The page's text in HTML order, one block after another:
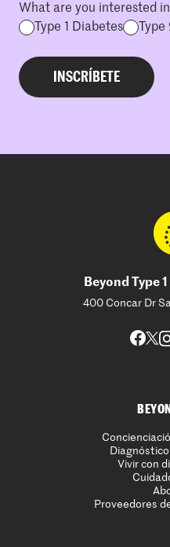
What are you interested
Type 1 Diabetes
Beyond Type
400 Concar Dr
Vivir con
Proveedores